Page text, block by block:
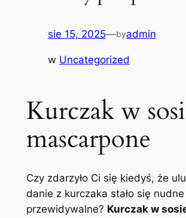
sie 15, 2025—byadmin
w Uncategorized
Kurczak w
mascarpone
Czy zdarzyło Ci się kiedyś, że
danie z kurczaka stało się nudne
przewidywalne? Kurczak w